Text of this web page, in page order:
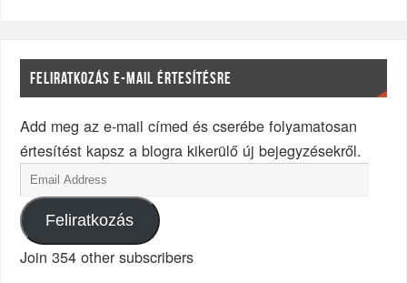
FELIRATKOZÁS E-MAIL ÉRTESÍTÉSRE
Add meg az e-mail címed és cserébe folyamatosan
értesítést kapsz a blogra kikerülő új bejegyzésekről.
Feliratkozás
Join 354 other subscribers